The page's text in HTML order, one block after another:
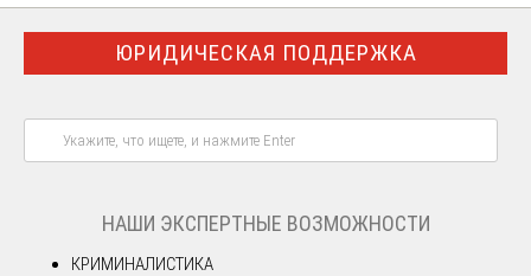
ЮРИДИЧЕСКАЯ ПОДДЕРЖКА
НАШИ ЭКСПЕРТНЫЕ ВОЗМОЖНОСТИ
КРИМИНАЛИСТИКА